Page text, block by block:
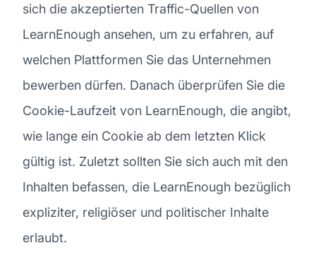
sich die akzeptierten Traffic-Quellen von
LearnEnough ansehen, um zu erfahren, auf
welchen Plattformen Sie das Unternehmen
bewerben dürfen. Danach überprüfen Sie die
Cookie-Laufzeit von LearnEnough, die angibt,
wie lange ein Cookie ab dem letzten Klick
gültig ist. Zuletzt sollten Sie sich auch mit den
Inhalten befassen, die LearnEnough bezüglich
expliziter, religiöser und politischer Inhalte
erlaubt.